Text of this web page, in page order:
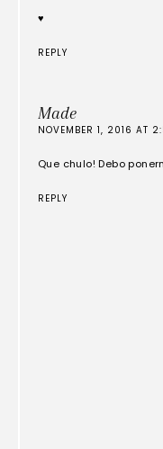
♥
REPLY
Made
NOVEMBER 1, 2016 AT
Que chulo! Debo
REPLY